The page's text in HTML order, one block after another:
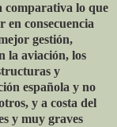
comparativa lo que
en consecuencia
gestión,
la aviación, los
y
española y no
y a costa del
y muy graves